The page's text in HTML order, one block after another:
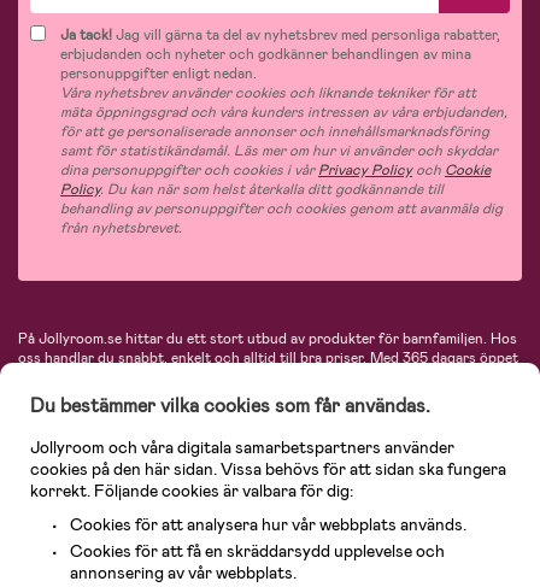
Ja tack!Jag vill gärna ta del av nyhetsbrev med personliga rabatter,
erbjudanden och nyheter och godkänner behandlingen av mina
personuppgifter enligt nedan.
Våra nyhetsbrev använder cookies och liknande tekniker för att
mäta öppningsgrad och våra kunders intressen av våra erbjudanden,
för att ge personaliserade annonser och innehållsmarknadsföring
samt för statistikändamål. Läs mer om hur vi använder och skyddar
dina personuppgifter och cookies i vårPrivacy Policyoch Cookie
Policy. Du kan när som helst återkalla ditt godkännande till
behandling av personuppgifter och cookies genom att avanmäla dig
från nyhetsbrevet.
På Jollyroom.se hittar du ett stort utbud av produkter för barnfamiljen. Hos
oss handlar du snabbt, enkelt och alltid till bra priser. Med 365 dagars öppet
hos oss. I vårt sortiment hittar du barnvagnar, bilstolar, kläder för barn och
baby, produkter för mamman, massor av inspirerande inredning, leksaker,
varumärken så som Britax, Maxi-Cosi, Baby Jogger, BabyBjörn, Didriksons,
KidKraft, Ergobaby, Philips Avent, Neonate, Cybex, LEGO och många fler.
Välkommen in och kika runt i Nordens största barn- och babybutik på nätet!
Du bestämmer vilka cookies som får användas.
Jollyroom och våra digitala samarbetspartners använder
cookies på den här sidan. Vissa behövs för att sidan ska fungera
korrekt. Följande cookies är valbara för dig:
Cookies för att analysera hur vår webbplats används.
Cookies för att få en skräddarsydd upplevelse och
annonsering av vår webbplats.